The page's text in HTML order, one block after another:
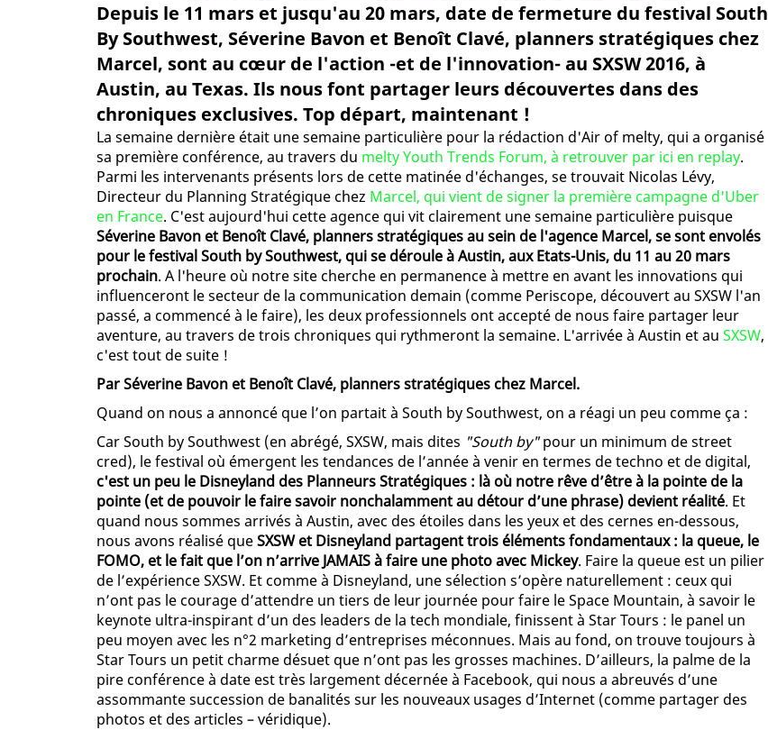
Depuis le 11 mars et jusqu'au 20 mars, date de fermeture du festival South
By Southwest, Séverine Bavon et Benoît Clavé, planners stratégiques chez
Marcel, sont au cœur de l'action -et de l'innovation- au SXSW 2016, à
Austin, au Texas. Ils nous font partager leurs découvertes dans des
chroniques exclusives. Top départ, maintenant !
La semaine dernière était une semaine particulière pour la rédaction d'Air of melty, qui a organisé
sa première conférence, au travers du melty Youth Trends Forum, à retrouver par ici en replay.
Parmi les intervenants présents lors de cette matinée d'échanges, se trouvait Nicolas Lévy,
Directeur du Planning Stratégique chez Marcel, qui vient de signer la première campagne d'Uber
en France. C'est aujourd'hui cette agence qui vit clairement une semaine particulière puisque
Séverine Bavon et Benoît Clavé, planners stratégiques au sein de l'agence Marcel, se sont envolés
pour le festival South by Southwest, qui se déroule à Austin, aux Etats-Unis, du 11 au 20 mars
prochain. A l'heure où notre site cherche en permanence à mettre en avant les innovations qui
influenceront le secteur de la communication demain (comme Periscope, découvert au SXSW l'an
passé, a commencé à le faire), les deux professionnels ont accepté de nous faire partager leur
aventure, au travers de trois chroniques qui rythmeront la semaine. L'arrivée à Austin et au SXSW,
c'est tout de suite !
Par Séverine Bavon et Benoît Clavé, planners stratégiques chez Marcel.
Quand on nous a annoncé que l’on partait à South by Southwest, on a réagi un peu comme ça :
Car South by Southwest (en abrégé, SXSW, mais dites "South by"pour un minimum de street
cred), le festival où émergent les tendances de l’année à venir en termes de techno et de digital,
c'est un peu le Disneyland des Planneurs Stratégiques : là où notre rêve d’être à la pointe de la
pointe (et de pouvoir le faire savoir nonchalamment au détour d’une phrase) devient réalité. Et
quand nous sommes arrivés à Austin, avec des étoiles dans les yeux et des cernes en-dessous,
nous avons réalisé queSXSW et Disneyland partagent trois éléments fondamentaux : la queue, le
FOMO, et le fait que l’on n’arrive JAMAIS à faire une photo avec Mickey. Faire la queue est un pilier
de l’expérience SXSW. Et comme à Disneyland, une sélection s’opère naturellement : ceux qui
n’ont pas le courage d’attendre un tiers de leur journée pour faire le Space Mountain, à savoir le
keynote ultra-inspirant d’un des leaders de la tech mondiale, finissent à Star Tours : le panel un
peu moyen avec les n°2 marketing d’entreprises méconnues. Mais au fond, on trouve toujours à
Star Tours un petit charme désuet que n’ont pas les grosses machines. D’ailleurs, la palme de la
pire conférence à date est très largement décernée à Facebook, qui nous a abreuvés d’une
assommante succession de banalités sur les nouveaux usages d’Internet (comme partager des
photos et des articles – véridique).